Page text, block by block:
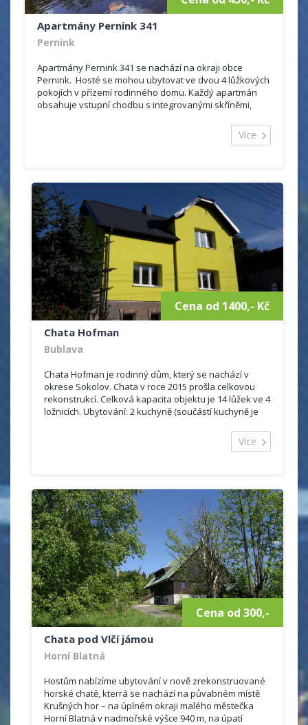
Apartmány Pernink 341
Pernink
Apartmány Pernink 341 se nachází na okraji obce
Pernink. Hosté se mohou ubytovat ve dvou 4 lůžkových
pokojích v přízemí rodinného domu. Každý apartmán
obsahuje vstupní chodbu s integrovanými skříněmi,
Více
Cena od 1400,- Kč
Chata Hofman
Bublava
Chata Hofman je rodinný dům, který se nachází v
okrese Sokolov. Chata v roce 2015 prošla celkovou
rekonstrukcí. Celková kapacita objektu je 14 lůžek ve 4
ložnicích. Ubytování: 2 kuchyně (součástí kuchyně je
Více
Cena od 300,-
Chata pod Vlčí jámou
Horní Blatná
Hostům nabízíme ubytování v nově zrekonstruované
horské chatě, kterrá se nachází na půvabném místě
Krušných hor – na úplném okraji malého městečka
Horní Blatná v nadmořské výšce 940 m, na úpatí